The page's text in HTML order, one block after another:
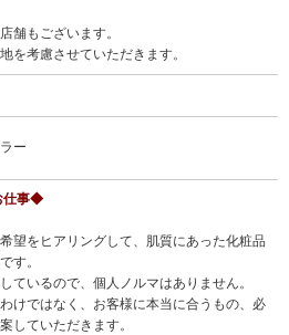
舗もございます。
を考慮させていただきます。
ー
仕事◆
望をヒアリングして、肌質にあった化粧品
す。
ているので、個人ノルマはありません。
けではなく、お客様に本当に合うもの、必
していただきます。